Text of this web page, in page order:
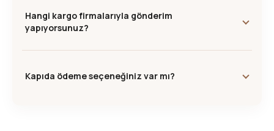
Hangi kargo firmalarıyla gönderim
yapıyorsunuz?
Kapıda ödeme seçeneğiniz var mı?